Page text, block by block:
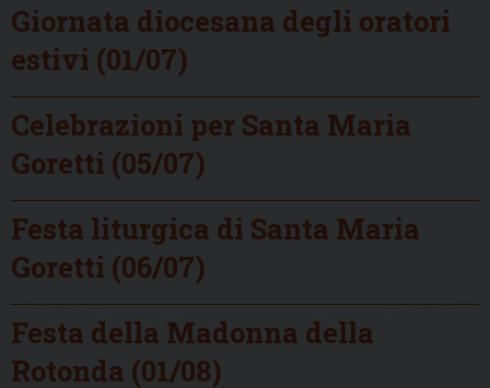
Giornata diocesana degli oratori
estivi (01/07)
Celebrazioni per Santa Maria
Goretti (05/07)
Festa liturgica di Santa Maria
Goretti (06/07)
Festa della Madonna della
Rotonda (01/08)